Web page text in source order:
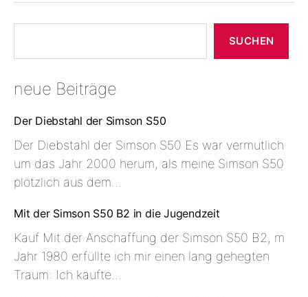
SUCHEN
neue Beiträge
Der Diebstahl der Simson S50
Der Diebstahl der Simson S50 Es war vermutlich
um das Jahr 2000 herum, als meine Simson S50
plötzlich aus dem…
Mit der Simson S50 B2 in die Jugendzeit
Kauf Mit der Anschaffung der Simson S50 B2, m
Jahr 1980 erfüllte ich mir einen lang gehegten
Traum: Ich kaufte…